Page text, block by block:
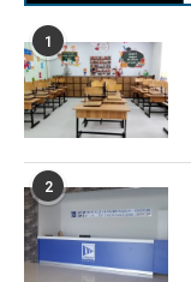
1
2